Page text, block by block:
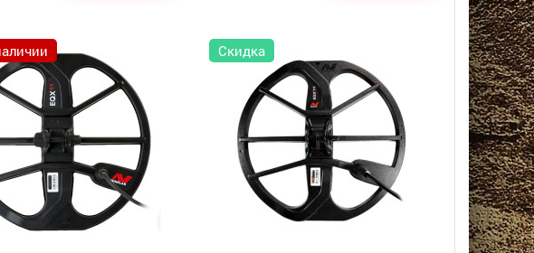
Скидка